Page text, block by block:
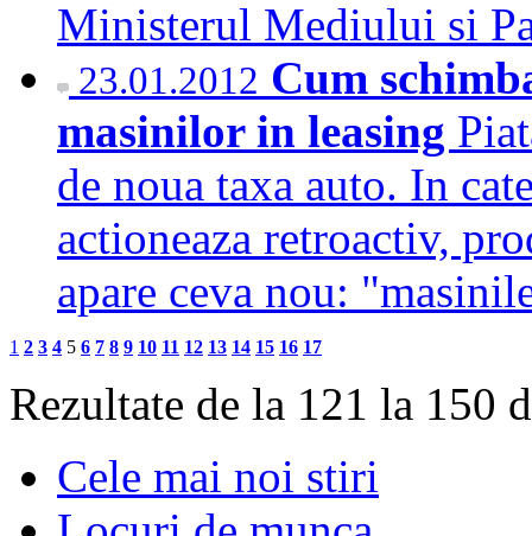
Ministerul Mediului si
23.01.2012 Cum
masinilor in leasing
de noua taxa auto. In
actioneaza retroactiv,
apare ceva nou:
1 2 3 4 5 6 7 8 9 10 11 12 13 14 15 16 17
Rezultate de la 121 la 150
Cele mai noi stiri